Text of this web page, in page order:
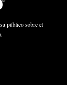
público sobre el